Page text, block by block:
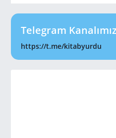
Telegram Kanalımız
https://t.me/kitabyurdu